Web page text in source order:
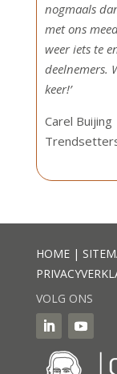
nogmaals
met ons
weer iets te
deelnemers.
keer!’
Carel Buijing
HOME|
VOLG ONS